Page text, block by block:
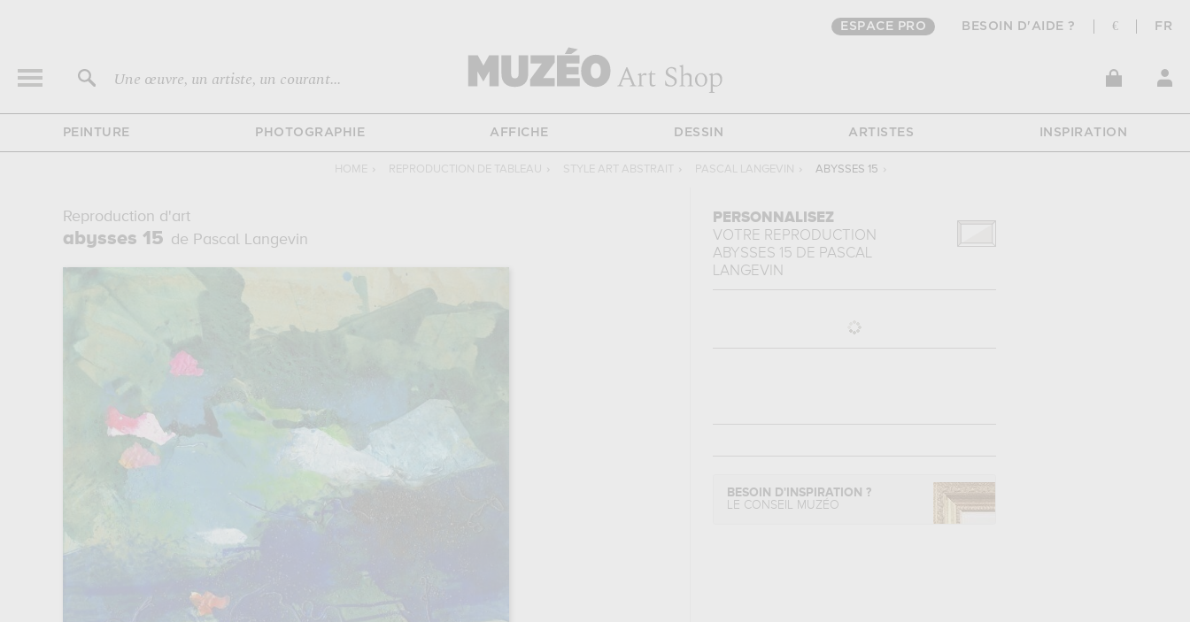
ESPACE PRO BESOIN D'AIDE ? € FR
Une œuvre, un artiste, un courant...
PEINTURE PHOTOGRAPHIE AFFICHE DESSIN ARTISTES INSPIRATION
HOME › REPRODUCTION DE TABLEAU › STYLE ART ABSTRAIT › PASCAL LANGEVIN › ABYSSES 15 ›
Reproduction d'art
abysses 15 de Pascal Langevin
PERSONNALISEZ
VOTRE REPRODUCTION
ABYSSES 15 DE PASCAL
LANGEVIN
BESOIN D'INSPIRATION ?
LE CONSEIL MUZÉO